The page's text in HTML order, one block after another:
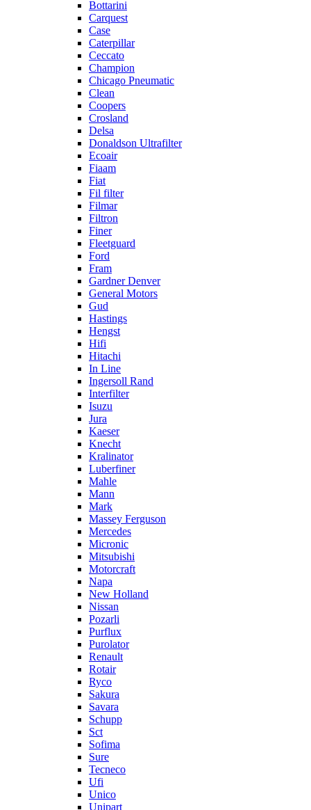
Bottarini
Carquest
Case
Caterpillar
Ceccato
Champion
Chicago Pneumatic
Clean
Coopers
Crosland
Delsa
Donaldson Ultrafilter
Ecoair
Fiaam
Fiat
Fil filter
Filmar
Filtron
Finer
Fleetguard
Ford
Fram
Gardner Denver
General Motors
Gud
Hastings
Hengst
Hifi
Hitachi
In Line
Ingersoll Rand
Interfilter
Isuzu
Jura
Kaeser
Knecht
Kralinator
Luberfiner
Mahle
Mann
Mark
Massey Ferguson
Mercedes
Micronic
Mitsubishi
Motorcraft
Napa
New Holland
Nissan
Pozarli
Purflux
Purolator
Renault
Rotair
Ryco
Sakura
Savara
Schupp
Sct
Sofima
Sure
Tecneco
Ufi
Unico
Unipart